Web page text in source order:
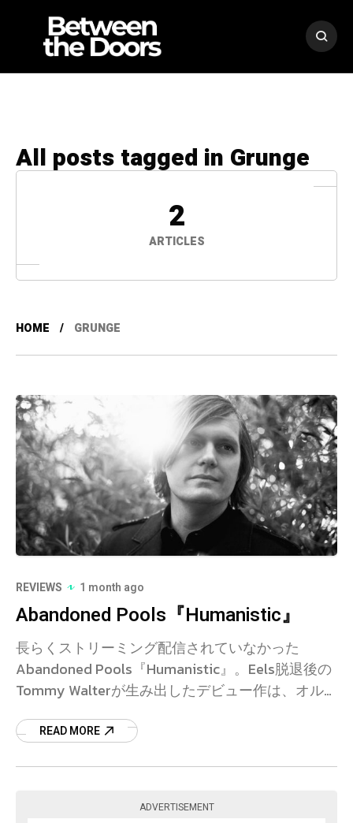
All posts tagged in Grunge
2
ARTICLES
HOME GRUNGE
REVIEWS 1 month ago
Abandoned Pools『Humanistic』
長らくストリーミング配信されていなかった
Abandoned Pools『Humanistic』。Eels脱退後の
Tommy Walterが生み出したデビュー作は、オル
センスが交差する2000年代の隠れた名盤だった。
READ MORE
ADVERTISEMENT